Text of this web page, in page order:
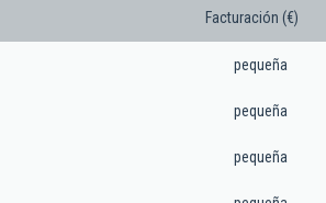
Facturación (€)
pequeña
pequeña
pequeña